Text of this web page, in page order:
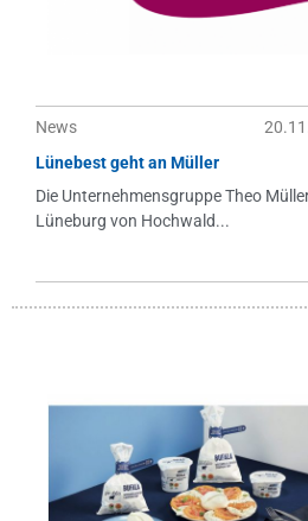
News
Lünebest geht an Müller
Die Unternehmensgruppe Theo
Lüneburg von Hochwald...